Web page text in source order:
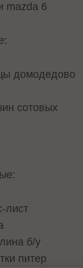
mazda 6
:
домодедово
сотовых
:
лист
б/у
питер